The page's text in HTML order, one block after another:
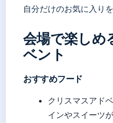
自分だけのお気に入り
会場で楽しめ
ベント
おすすめフード
クリスマスアド
インやスイーツ